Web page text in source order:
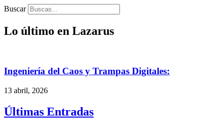
Buscar
Lo último en Lazarus
Ingeniería del Caos y Trampas Digitales:
13 abril, 2026
Últimas Entradas